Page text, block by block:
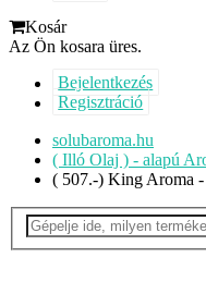
Kosár
Az Ön kosara üres.
Bejelentkezés
Regisztráció
solubaroma.hu
( Illó Olaj ) - alapú
( 507.-) King Aroma